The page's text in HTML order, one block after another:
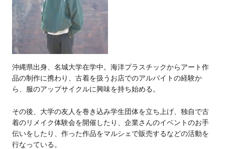
沖縄県出身、名城大学在学中。 海洋プラスチックからアート作
品の制作に携わり、古着を扱うお店でのアルバイトの経験か
ら、服のアップサイクルに興味を持ち始める。
その後、大学の友人を巻き込み学生団体を立ち上げ、独自で古
着のリメイク体験会を開催したり、企業さんのイベントのお手
伝いをしたり、作った作品をマルシェで販売するなどの活動を
行なっている。